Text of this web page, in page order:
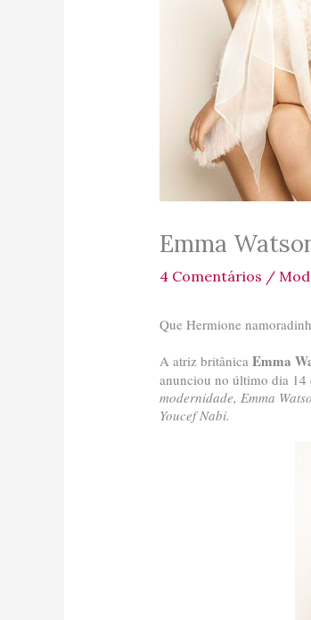
Emma
4 Comentários /
Que Hermione
A atriz britânicaEmma
anunciou no último dia 14
modernidade, Emma
Youcef Nabi.